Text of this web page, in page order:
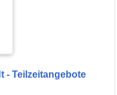
- Teilzeitangebote